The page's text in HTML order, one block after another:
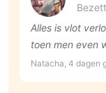
Alles is vlot
toen men even
meteen
Natacha, 4 dagen